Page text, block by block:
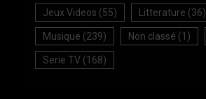
Jeux Videos (55) Litterature (36)
Musique (239) Non classé (1)
Serie TV (168)